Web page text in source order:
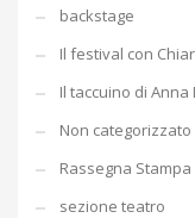
backstage
Il festival con
Il taccuino di Anna
Non categorizzato
Rassegna Stampa
sezione teatro